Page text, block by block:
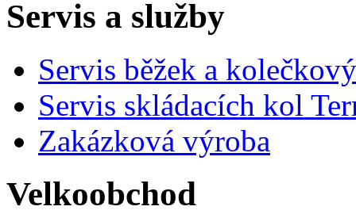
Servis a služby
Servis běžek a
Servis skládacích kol
Zakázková výroba
Velkoobchod